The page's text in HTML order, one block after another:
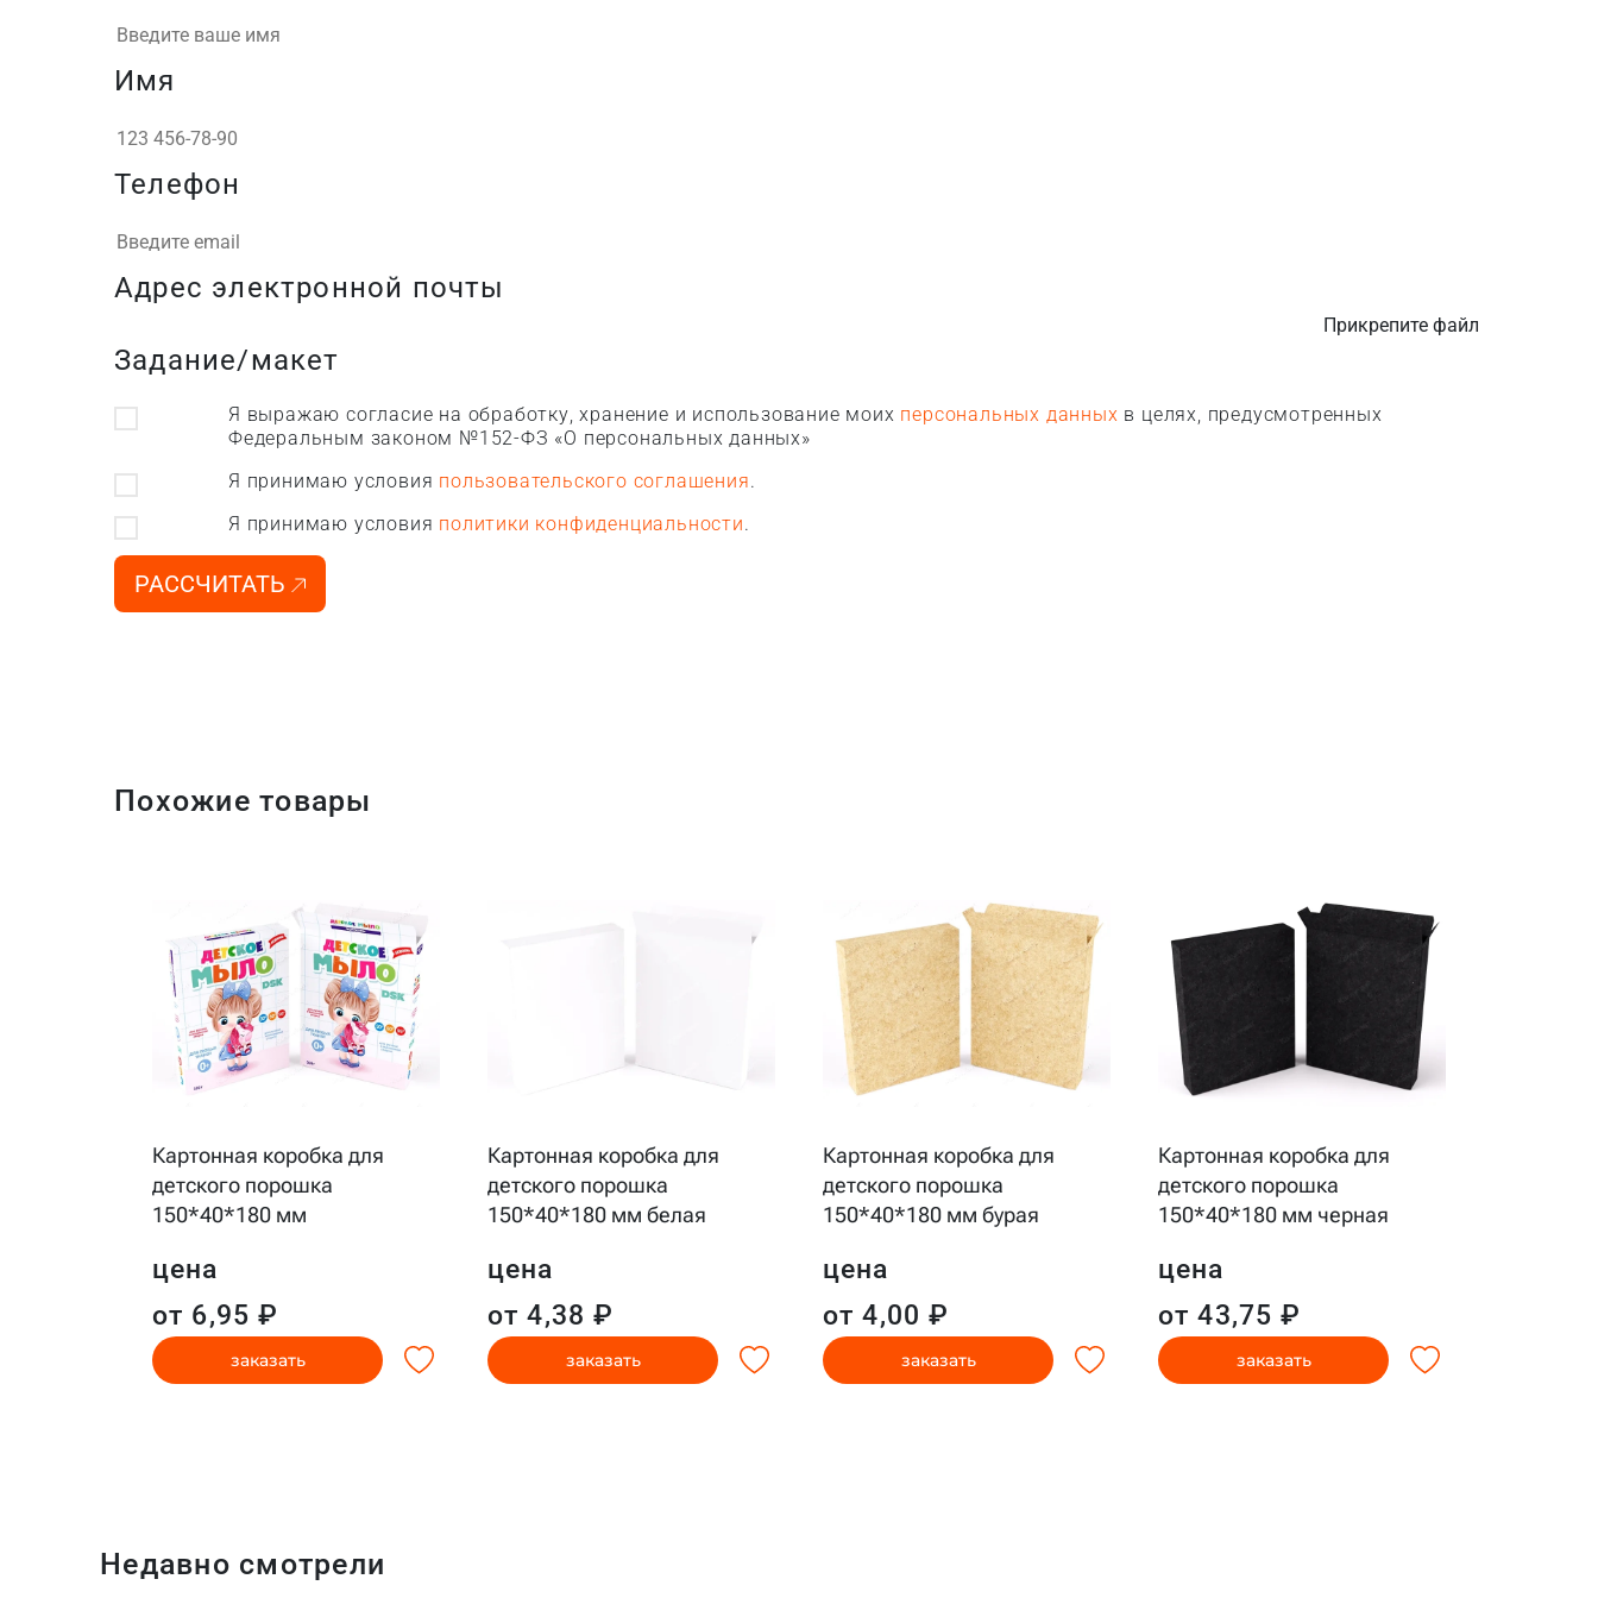
Имя
Телефон
Адрес электронной почты
Задание/макет
Прикрепите файл
Я выражаю согласие на обработку, хранение и использование моих персональных данных в целях, предусмотренных
Федеральным законом №152-ФЗ «О персональных данных»
Я принимаю условия пользовательского соглашения.
Я принимаю условия политики конфиденциальности.
РАССЧИТАТЬ
Похожие товары
Картонная коробка для
детского порошка
150*40*180 мм
цена
от 6,95 ₽
заказать
Картонная коробка для
детского порошка
150*40*180 мм белая
цена
от 4,38 ₽
заказать
Картонная коробка для
детского порошка
150*40*180 мм бурая
цена
от 4,00 ₽
заказать
Картонная коробка для
детского порошка
150*40*180 мм черная
цена
от 43,75 ₽
заказать
Недавно смотрели